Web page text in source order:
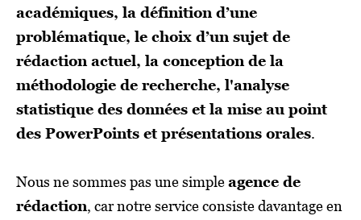
académiques, la définition d’une
problématique, le choix d’un sujet de
rédaction actuel, la conception de la
méthodologie de recherche, l'analyse
statistique des données et la mise au point
des PowerPoints et présentations orales.
Nous ne sommes pas une simpleagence de
rédaction, car notre service consiste davantage en